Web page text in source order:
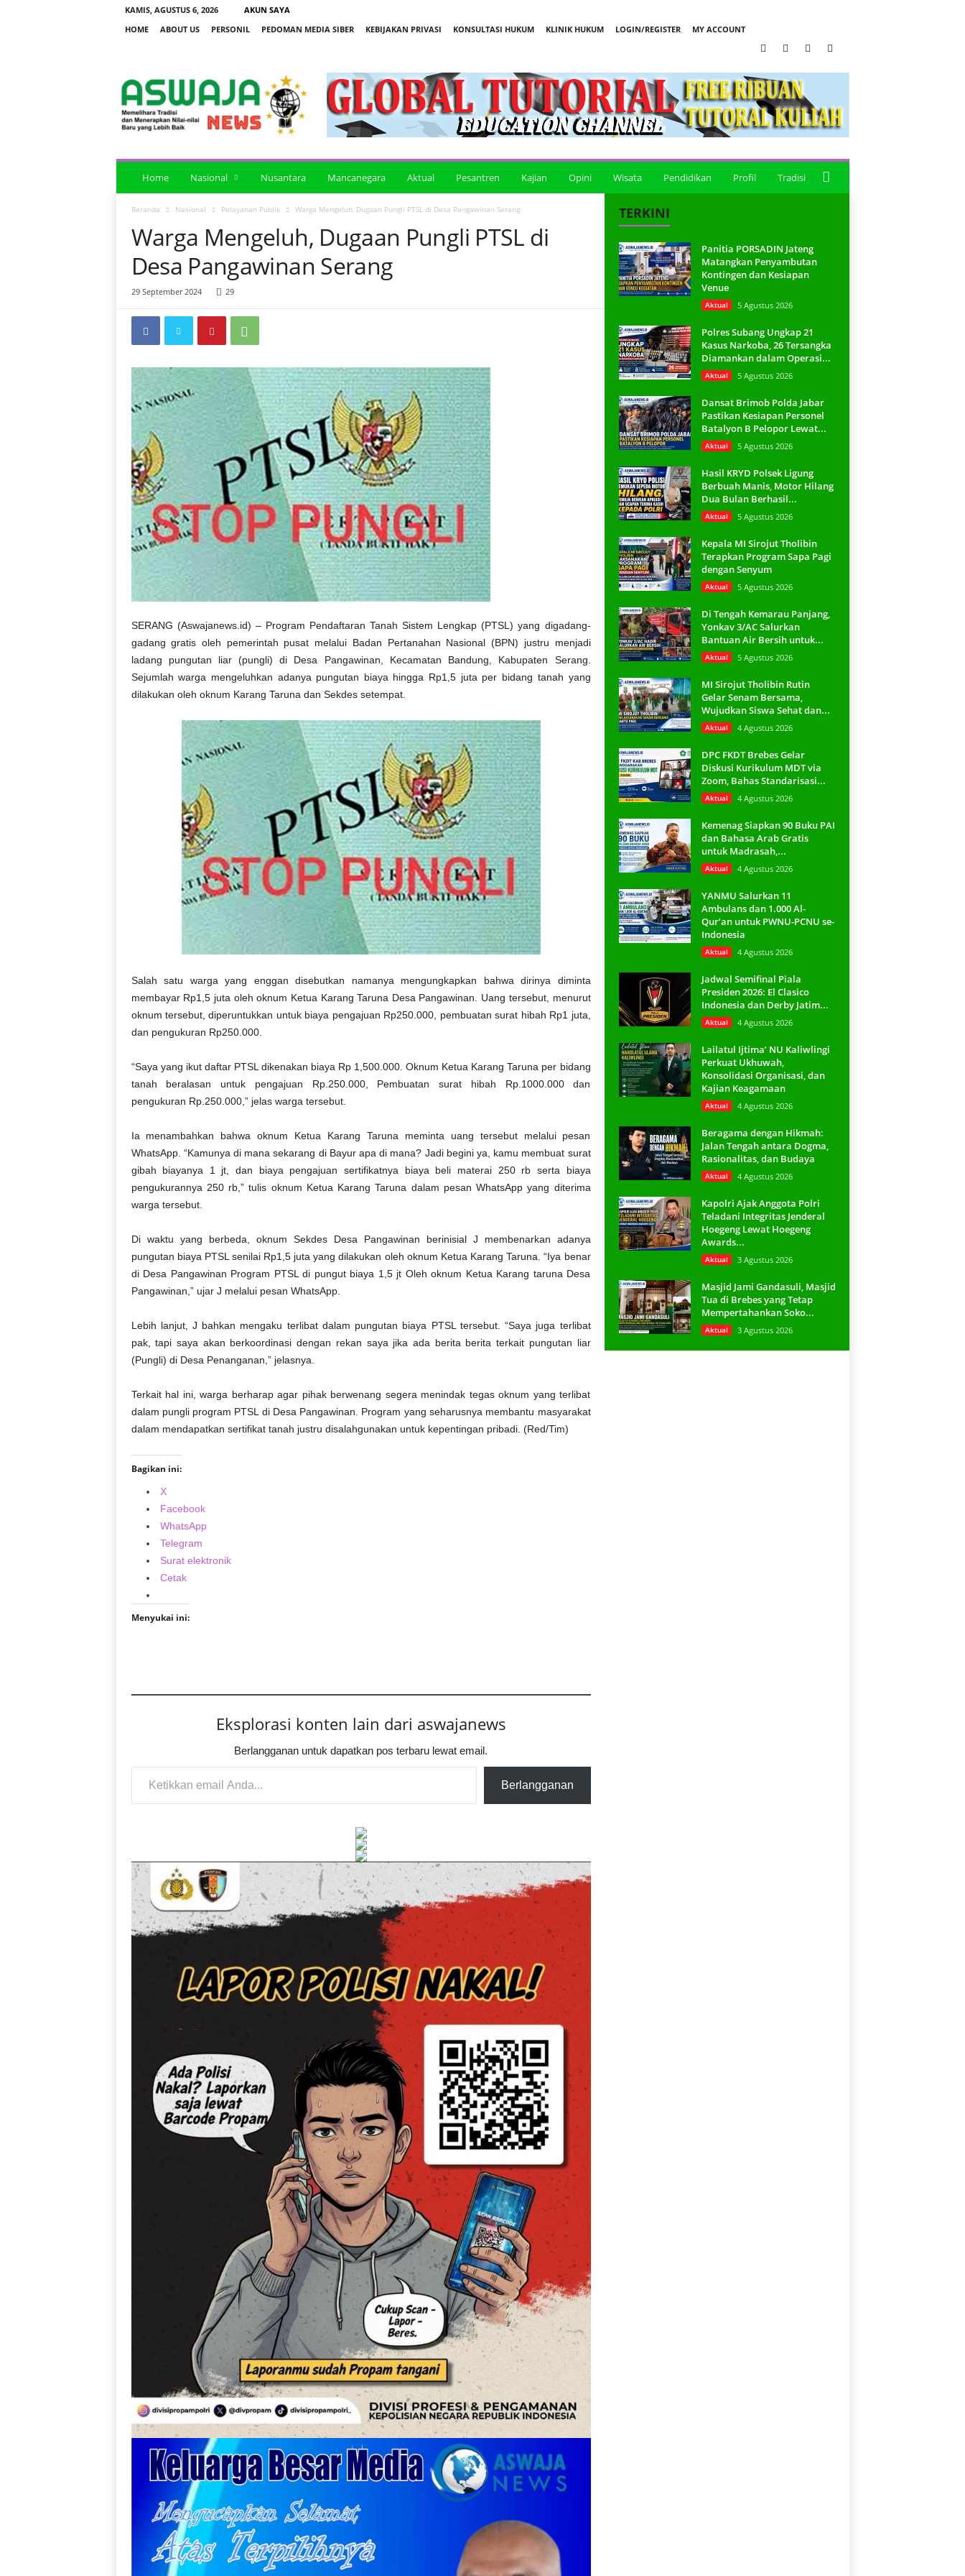
KAMIS, AGUSTUS 6, 2026
AKUN SAYA
HOME
ABOUT US PERSONIL PEDOMAN MEDIA SIBER KEBIJAKAN PRIVASI KONSULTASI HUKUM KLINIK HUKUM LOGIN/REGISTER MY ACCOUNT
n
w
Home Nasional Nusantara Mancanegara Aktual Pesantren Kajian Opini Wisata Pendidikan Profil Tradisi
Beranda Nasional Pelayanan Publik Warga Mengeluh, Dugaan Pungli PTSL di Desa Pangawinan Serang
Warga Mengeluh, Dugaan Pungli PTSL di
Desa Pangawinan Serang
29 September 2024 29
SERANG (Aswajanews.id) – Program Pendaftaran Tanah Sistem Lengkap (PTSL) yang digadang-
gadang gratis oleh pemerintah pusat melalui Badan Pertanahan Nasional (BPN) justru menjadi
ladang pungutan liar (pungli) di Desa Pangawinan, Kecamatan Bandung, Kabupaten Serang.
Sejumlah warga mengeluhkan adanya pungutan biaya hingga Rp1,5 juta per bidang tanah yang
dilakukan oleh oknum Karang Taruna dan Sekdes setempat.
Salah satu warga yang enggan disebutkan namanya mengungkapkan bahwa dirinya diminta
membayar Rp1,5 juta oleh oknum Ketua Karang Taruna Desa Pangawinan. Uang tersebut, menurut
oknum tersebut, diperuntukkan untuk biaya pengajuan Rp250.000, pembuatan surat hibah Rp1 juta,
dan pengukuran Rp250.000.
“Saya yang ikut daftar PTSL dikenakan biaya Rp 1,500.000. Oknum Ketua Karang Taruna per bidang
tanah beralasan untuk pengajuan Rp.250.000, Pembuatan surat hibah Rp.1000.000 dan
pengukuran Rp.250.000,” jelas warga tersebut.
Ia menambahkan bahwa oknum Ketua Karang Taruna meminta uang tersebut melalui pesan
WhatsApp. “Kamunya di mana sekarang di Bayur apa di mana? Jadi begini ya, kamu membuat surat
gibah biayanya 1 jt, dan biaya pengajuan sertifikatnya biaya beli materai 250 rb serta biaya
pengukurannya 250 rb,” tulis oknum Ketua Karang Taruna dalam pesan WhatsApp yang diterima
warga tersebut.
Di waktu yang berbeda, oknum Sekdes Desa Pangawinan berinisial J membenarkan adanya
pungutan biaya PTSL senilai Rp1,5 juta yang dilakukan oleh oknum Ketua Karang Taruna. “Iya benar
di Desa Pangawinan Program PTSL di pungut biaya 1,5 jt Oleh oknum Ketua Karang taruna Desa
Pangawinan,” ujar J melalui pesan WhatsApp.
Lebih lanjut, J bahkan mengaku terlibat dalam pungutan biaya PTSL tersebut. “Saya juga terlibat
pak, tapi saya akan berkoordinasi dengan rekan saya jika ada berita berita terkait pungutan liar
(Pungli) di Desa Penanganan,” jelasnya.
Terkait hal ini, warga berharap agar pihak berwenang segera menindak tegas oknum yang terlibat
dalam pungli program PTSL di Desa Pangawinan. Program yang seharusnya membantu masyarakat
dalam mendapatkan sertifikat tanah justru disalahgunakan untuk kepentingan pribadi. (Red/Tim)
Bagikan ini:
X
Facebook
WhatsApp
Telegram
Surat elektronik
Cetak
Menyukai ini:
Eksplorasi konten lain dari aswajanews
Berlangganan untuk dapatkan pos terbaru lewat email.
Ketikkan email Anda...
Berlangganan
TERKINI
Panitia PORSADIN Jateng
Matangkan Penyambutan
Kontingen dan Kesiapan
Venue
Aktual 5 Agustus 2026
Polres Subang Ungkap 21
Kasus Narkoba, 26 Tersangka
Diamankan dalam Operasi...
Aktual 5 Agustus 2026
Dansat Brimob Polda Jabar
Pastikan Kesiapan Personel
Batalyon B Pelopor Lewat...
Aktual 5 Agustus 2026
Hasil KRYD Polsek Ligung
Berbuah Manis, Motor Hilang
Dua Bulan Berhasil...
Aktual 5 Agustus 2026
Kepala MI Sirojut Tholibin
Terapkan Program Sapa Pagi
dengan Senyum
Aktual 5 Agustus 2026
Di Tengah Kemarau Panjang,
Yonkav 3/AC Salurkan
Bantuan Air Bersih untuk...
Aktual 5 Agustus 2026
MI Sirojut Tholibin Rutin
Gelar Senam Bersama,
Wujudkan Siswa Sehat dan...
Aktual 4 Agustus 2026
DPC FKDT Brebes Gelar
Diskusi Kurikulum MDT via
Zoom, Bahas Standarisasi...
Aktual 4 Agustus 2026
Kemenag Siapkan 90 Buku PAI
dan Bahasa Arab Gratis
untuk Madrasah,...
Aktual 4 Agustus 2026
YANMU Salurkan 11
Ambulans dan 1.000 Al-
Qur’an untuk PWNU-PCNU se-
Indonesia
Aktual 4 Agustus 2026
Jadwal Semifinal Piala
Presiden 2026: El Clasico
Indonesia dan Derby Jatim...
Aktual 4 Agustus 2026
Lailatul Ijtima’ NU Kaliwlingi
Perkuat Ukhuwah,
Konsolidasi Organisasi, dan
Kajian Keagamaan
Aktual 4 Agustus 2026
Beragama dengan Hikmah:
Jalan Tengah antara Dogma,
Rasionalitas, dan Budaya
Aktual 4 Agustus 2026
Kapolri Ajak Anggota Polri
Teladani Integritas Jenderal
Hoegeng Lewat Hoegeng
Awards...
Aktual 3 Agustus 2026
Masjid Jami Gandasuli, Masjid
Tua di Brebes yang Tetap
Mempertahankan Soko...
Aktual 3 Agustus 2026